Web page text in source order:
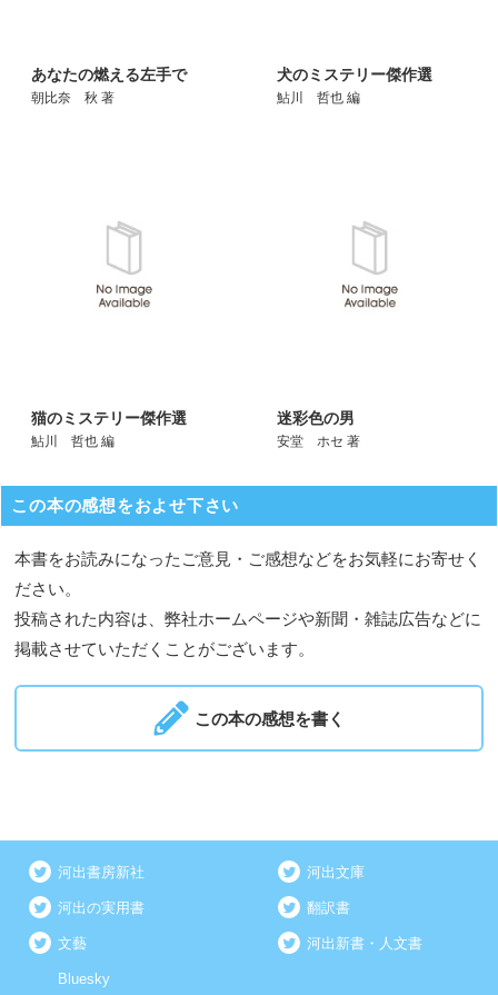
あなたの燃える左手で
朝比奈 秋 著
犬のミステリー傑作選
鮎川 哲也 編
猫のミステリー傑作選
鮎川 哲也 編
迷彩色の男
安堂 ホセ 著
この本の感想をおよせ下さい
本書をお読みになったご意見・ご感想などをお気軽にお寄せく
ださい。
投稿された内容は、弊社ホームページや新聞・雑誌広告などに
掲載させていただくことがございます。
この本の感想を書く
河出書房新社 河出文庫
河出の実用書 翻訳書
文藝 河出新書・人文書
Bluesky